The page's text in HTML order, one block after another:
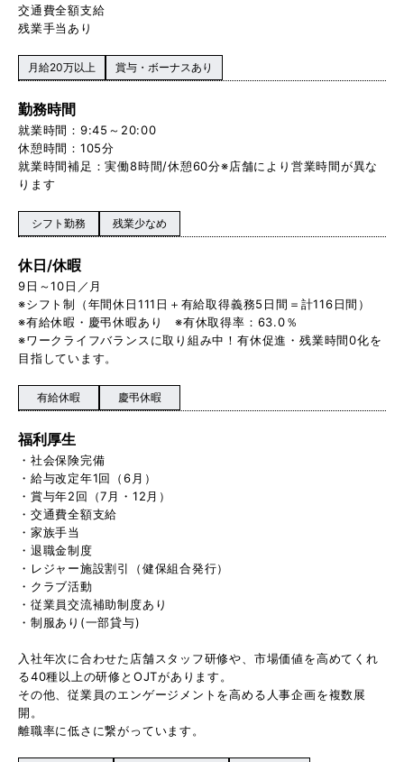
交通費全額支給
残業手当あり
月給20万以上 賞与・ボーナスあり
勤務時間
就業時間：9:45～20:00
休憩時間：105分
就業時間補足：実働8時間/休憩60分※店舗により営業時間が異な
ります
シフト勤務 残業少なめ
休日/休暇
9日～10日／月
※シフト制（年間休日111日＋有給取得義務5日間＝計116日間）
※有給休暇・慶弔休暇あり ※有休取得率：63.0％
※ワークライフバランスに取り組み中！有休促進・残業時間0化を
目指しています。
有給休暇 慶弔休暇
福利厚生
・社会保険完備
・給与改定年1回（6月）
・賞与年2回（7月・12月）
・交通費全額支給
・家族手当
・退職金制度
・レジャー施設割引（健保組合発行）
・クラブ活動
・従業員交流補助制度あり
・制服あり(一部貸与)
入社年次に合わせた店舗スタッフ研修や、市場価値を高めてくれ
る40種以上の研修とOJTがあります。
その他、従業員のエンゲージメントを高める人事企画を複数展
開。
離職率に低さに繋がっています。